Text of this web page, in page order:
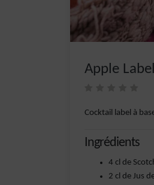
Apple Label
Cocktail label à
Ingrédients
4 cl de
2 cl de Jus